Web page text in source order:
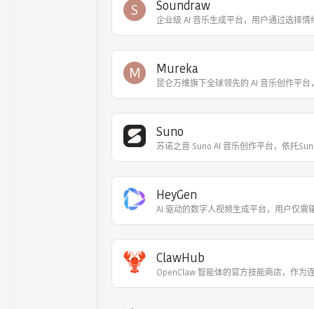
S Soundraw
企业级 AI 音乐生成平台，用户通过选择情
M Mureka
昆仑万维旗下全球领先的 AI 音乐创作平台
Suno
苏诺之音 Suno AI 音乐创作平台，依托Sun
HeyGen
AI 驱动的数字人视频生成平台，用户仅需
ClawHub
OpenClaw 智能体的官方技能商店，作为